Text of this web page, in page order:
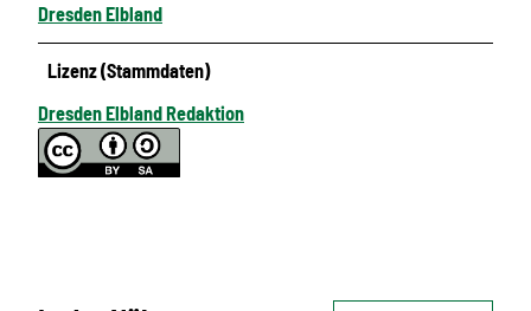
Dresden Elbland
Lizenz (Stammdaten)
Dresden Elbland Redaktion